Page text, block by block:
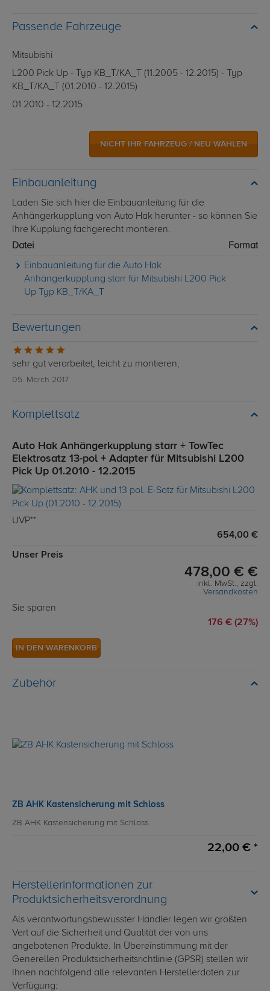
Passende Fahrzeuge
Mitsubishi
L200 Pick Up - Typ KB_T/KA_T (11.2005 - 12.2015) - Typ
KB_T/KA_T (01.2010 - 12.2015)
01.2010 - 12.2015
NICHT IHR FAHRZEUG / NEU WÄHLEN
Einbauanleitung
Laden Sie sich hier die Einbauanleitung für die
Anhängerkupplung von Auto Hak herunter - so können Sie
Ihre Kupplung fachgerecht montieren.
Datei
Format
Einbauanleitung für die Auto Hak
Anhängerkupplung starr für Mitsubishi L200 Pick
Up Typ KB_T/KA_T
Bewertungen
sehr gut verarbeitet, leicht zu montieren,
05. March 2017
Komplettsatz
Auto Hak Anhängerkupplung starr + TowTec
Elektrosatz 13-pol + Adapter für Mitsubishi L200
Pick Up 01.2010 - 12.2015
UVP**
654,00 €
Unser Preis
478,00 € €
inkl. MwSt., zzgl.
Versandkosten
Sie sparen
176 € (27%)
IN DEN WARENKORB
Zubehör
ZB AHK Kastensicherung mit Schloss
ZB AHK Kastensicherung mit Schloss
22,00 € *
Herstellerinformationen zur
Produktsicherheitsverordnung
Als verantwortungsbewusster Händler legen wir größten
Vert auf die Sicherheit und Qualität der von uns
angebotenen Produkte. In Übereinstimmung mit der
Generellen Produktsicherheitsrichtlinie (GPSR) stellen wir
Ihnen nachfolgend alle relevanten Herstellerdaten zur
Verfügung: